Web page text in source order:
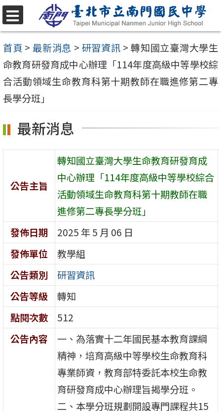
跳
至
主
要
內
容
選
單
首頁 > 最新消息 > 研習資訊 > 轉知國立臺灣大學生
命教育研發育成中心辦理「114年度高級中等學校綜
合活動領域生命教育科第十期教師在職進修第二專
長學分班」
最新消息
公告主旨
轉知國立臺灣大學生命教育研發育成
中心辦理「114年度高級中等學校綜合
活動領域生命教育科第十期教師在職
進修第二專長學分班」
發佈日期
2025 年 5 月 06 日
發佈單位
教學組
公告類別
研習資訊
公告等級
轉知
點閱次數
512
公告內容
一、為落實十二年國民基本教育課綱
精神，培育高級中等學校生命教育科
專業師資，教育部特委託本校生命教
育研發育成中心辦理旨揭學分班。
二、本學分班規劃開設專門課程共15